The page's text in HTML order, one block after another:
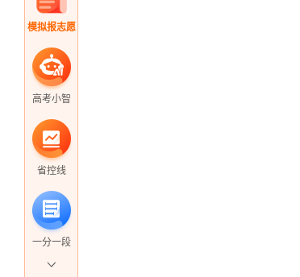
模拟报志愿
高考小智
省控线
一分一段